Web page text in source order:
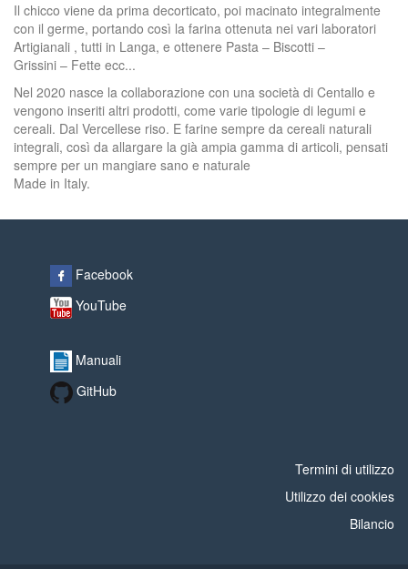
Il chicco viene da prima decorticato, poi macinato integralmente
con il germe, portando così la farina ottenuta nei vari laboratori
Artigianali , tutti in Langa, e ottenere Pasta – Biscotti –
Grissini – Fette ecc...
Nel 2020 nasce la collaborazione con una società di Centallo e
vengono inseriti altri prodotti, come varie tipologie di legumi e
cereali. Dal Vercellese riso. E farine sempre da cereali naturali
integrali, così da allargare la già ampia gamma di articoli, pensati
sempre per un mangiare sano e naturale
Made in Italy.
Facebook
YouTube
Manuali
GitHub
Termini di utilizzo
Utilizzo dei cookies
Bilancio